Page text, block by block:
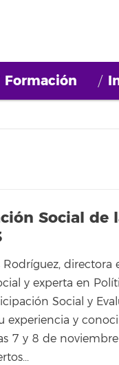
Formación
Social de
directora
y experta en
Social y
experiencia y
7 y 8 de